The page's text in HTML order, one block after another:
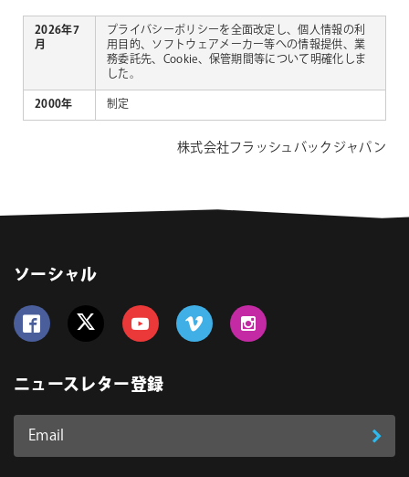
2026年7
月
プライバシーポリシーを全面改定し、個人情報の利
用目的、ソフトウェアメーカー等への情報提供、業
務委託先、Cookie、保管期間等について明確化しま
した。
2000年
制定
株式会社フラッシュバックジャパン
ソーシャル
ニュースレター登録
Email
登